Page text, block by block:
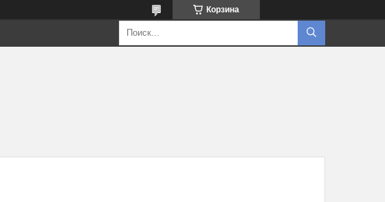
Корзина